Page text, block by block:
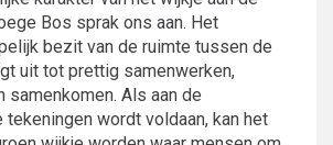
Bos sprak ons aan. Het
bezit van de ruimte tussen de
uit tot prettig samenwerken,
samenkomen. Als aan de
wordt voldaan, kan het